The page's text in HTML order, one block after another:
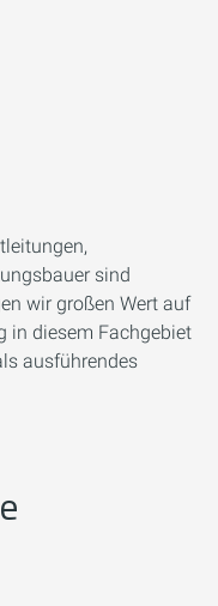
sind
wir großen Wert auf
in diesem Fachgebiet
ausführendes